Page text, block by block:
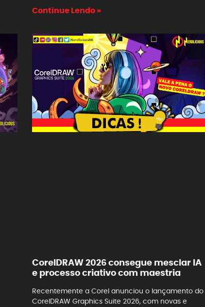
Continue Lendo »
CorelDRAW 2026 consegue mesclar IA
e processo criativo com maestria
Recentemente a Corel anunciou o lançamento do
CorelDRAW Graphics Suite 2026, com novas e